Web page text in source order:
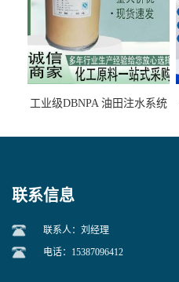
工业级DBNPA 油田注水系统
联系信息
联系人：刘经理
电话：15387096412